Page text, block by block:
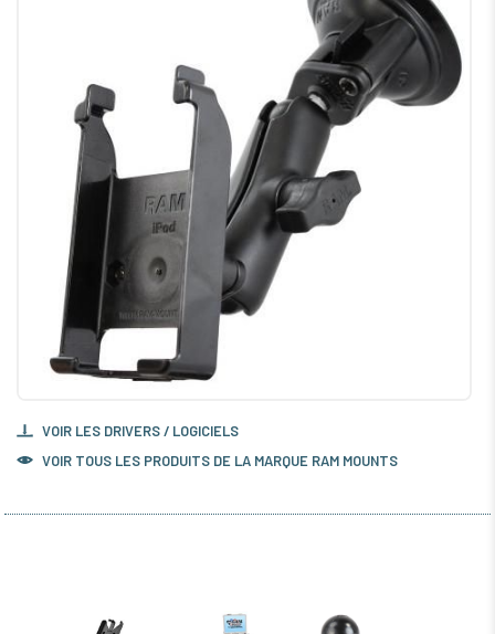
VOIR LES DRIVERS / LOGICIELS
VOIR TOUS LES PRODUITS DE LA MARQUE RAM MOUNTS